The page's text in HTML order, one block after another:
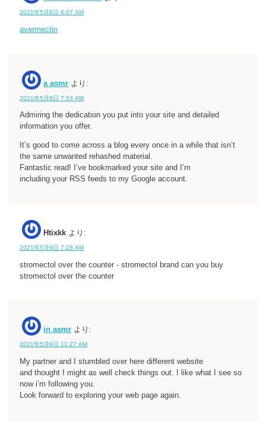
2021年5月8日 6:07 AM
avermectin
a asmr より:
2021年5月8日 7:53 AM
Admiring the dedication you put into your site and detailed
information you offer.
It’s good to come across a blog every once in a while that isn’t
the same unwanted rehashed material.
Fantastic read! I’ve bookmarked your site and I’m
including your RSS feeds to my Google account.
Htixkk より:
2021年5月9日 7:28 AM
stromectol over the counter - stromectol brand can you buy
stromectol over the counter
in asmr より:
2021年5月9日 11:27 AM
My partner and I stumbled over here different website
and thought I might as well check things out. I like what I see so
now i’m following you.
Look forward to exploring your web page again.